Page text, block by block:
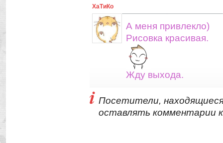
ХаТиКо
А меня привлекло)
Рисовка красивая.
Жду выхода.
Посетители,
оставлять комментарии